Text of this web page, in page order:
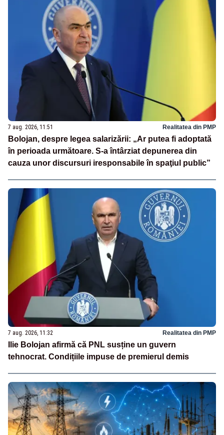
7 aug. 2026, 11:51 Realitatea din PMP
Bolojan, despre legea salarizării: „Ar putea fi adoptată
în perioada următoare. S-a întârziat depunerea din
cauza unor discursuri iresponsabile în spaţiul public”
7 aug. 2026, 11:32 Realitatea din PMP
Ilie Bolojan afirmă că PNL susține un guvern
tehnocrat. Condițiile impuse de premierul demis